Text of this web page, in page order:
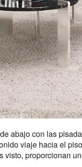
abajo con las
viaje hacia el
visto, proporcionan